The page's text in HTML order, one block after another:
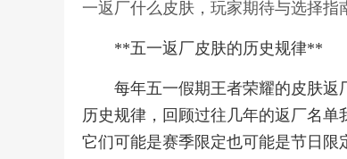
一返厂什么皮肤，玩家期待与选择指
**五一返厂皮肤的历史规律**
每年五一假期王者荣耀的皮肤返
历史规律，回顾过往几年的返厂名单
它们可能是赛季限定也可能是节日